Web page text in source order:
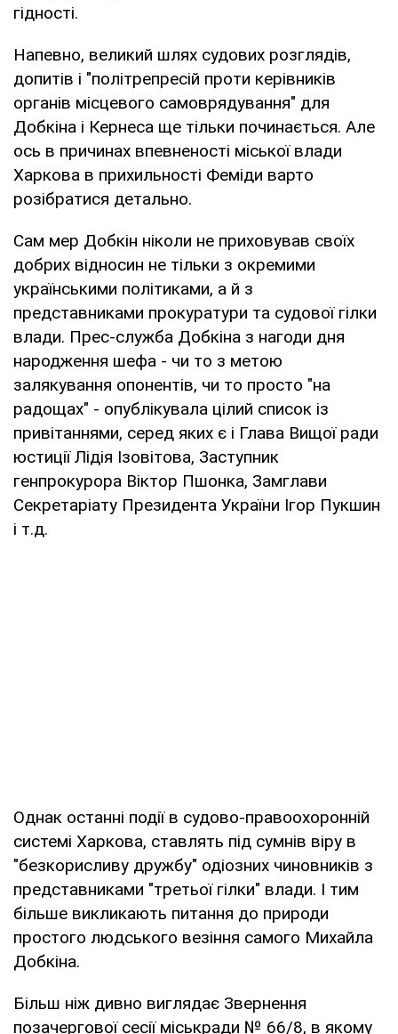
гідності.
Напевно, великий шлях судових розглядів,
допитів і "політрепресій проти керівників
органів місцевого самоврядування" для
Добкіна і Кернеса ще тільки починається. Але
ось в причинах впевненості міської влади
Харкова в прихильності Феміди варто
розібратися детально.
Сам мер Добкін ніколи не приховував своїх
добрих відносин не тільки з окремими
українськими політиками, а й з
представниками прокуратури та судової гілки
влади. Прес-служба Добкіна з нагоди дня
народження шефа - чи то з метою
залякування опонентів, чи то просто "на
радощах" - опублікувала цілий список із
привітаннями, серед яких є і Глава Вищої ради
юстиції Лідія Ізовітова, Заступник
генпрокурора Віктор Пшонка, Замглави
Секретаріату Президента України Ігор Пукшин
і т.д.
Однак останні події в судово-правоохоронній
системі Харкова, ставлять під сумнів віру в
"безкорисливу дружбу" одіозних чиновників з
представниками "третьої гілки" влади. І тим
більше викликають питання до природи
простого людського везіння самого Михайла
Добкіна.
Більш ніж дивно виглядає Звернення
позачергової сесії міськради № 66/8, в якому